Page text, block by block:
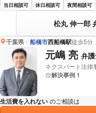
当日相談可 休日相談可 夜間相談可
松丸 伸一郎
千葉県 船橋市西船橋駅徒歩5分
元嶋 亮 弁
ネクスパート法律
解決事例 1
生活費を入れない のご相談は